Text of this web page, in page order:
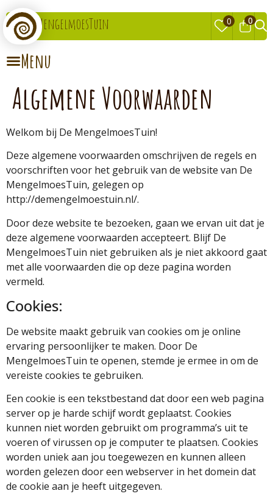
MengelmoesTuin 0 0
Algemene Voorwaarden
Welkom bij De MengelmoesTuin!
Deze algemene voorwaarden omschrijven de regels en
voorschriften voor het gebruik van de website van De
MengelmoesTuin, gelegen op
http://demengelmoestuin.nl/.
Door deze website te bezoeken, gaan we ervan uit dat je
deze algemene voorwaarden accepteert. Blijf De
MengelmoesTuin niet gebruiken als je niet akkoord gaat
met alle voorwaarden die op deze pagina worden
vermeld.
Cookies:
De website maakt gebruik van cookies om je online
ervaring persoonlijker te maken. Door De
MengelmoesTuin te openen, stemde je ermee in om de
vereiste cookies te gebruiken.
Een cookie is een tekstbestand dat door een web pagina
server op je harde schijf wordt geplaatst. Cookies
kunnen niet worden gebruikt om programma’s uit te
voeren of virussen op je computer te plaatsen. Cookies
worden uniek aan jou toegewezen en kunnen alleen
worden gelezen door een webserver in het domein dat
de cookie aan je heeft uitgegeven.